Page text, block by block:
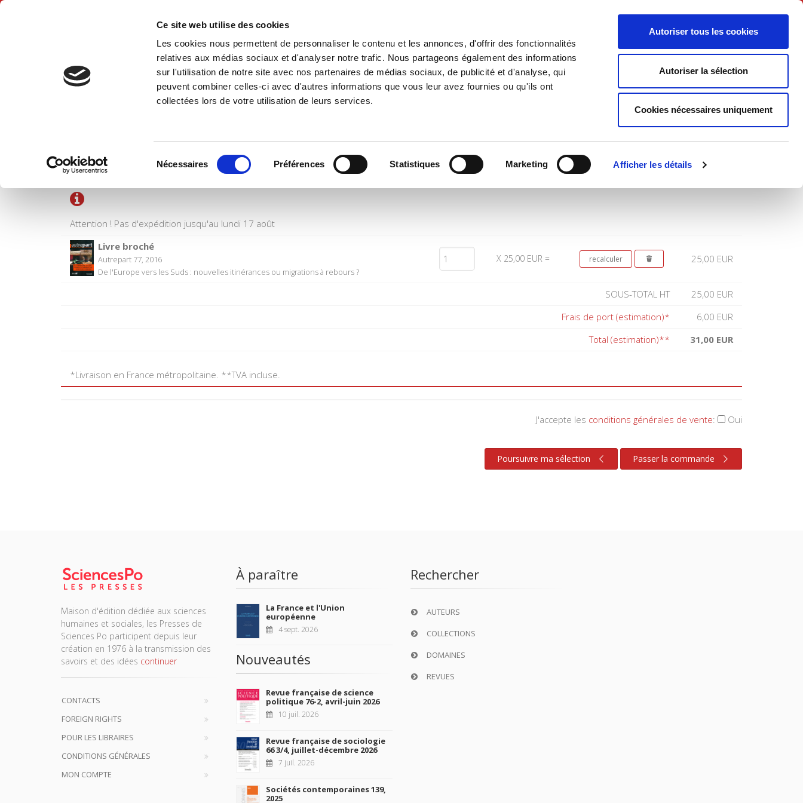
Ce site web utilise des cookies
Les cookies nous permettent de personnaliser le contenu et les annonces, d'offrir des fonctionnalités
relatives aux médias sociaux et d'analyser notre trafic. Nous partageons également des informations
sur l'utilisation de notre site avec nos partenaires de médias sociaux, de publicité et d'analyse, qui
peuvent combiner celles-ci avec d'autres informations que vous leur avez fournies ou qu'ils ont
collectées lors de votre utilisation de leurs services.
Nécessaires Préférences Statistiques Marketing Afficher les détails
Autoriser tous les cookies
Autoriser la sélection
Cookies nécessaires uniquement
Français
Accueil Environnement Histoire International Politique Société
Attention ! Pas d'expédition jusqu'au lundi 17 août
Titre Quantité Prix Total
Livre broché
Autrepart 77, 2016
De l'Europe vers les Suds : nouvelles itinérances ou migrations à rebours ?
X 25,00 EUR = 25,00 EUR
SOUS-TOTAL HT
25,00 EUR
Frais de port (estimation)*
6,00 EUR
Total (estimation)**
31,00 EUR
*Livraison en France métropolitaine. **TVA incluse.
J'accepte les conditions générales de vente: Oui
Poursuivre ma sélection Passer la commande
Maison d'édition dédiée aux sciences
humaines et sociales, les Presses de
Sciences Po participent depuis leur
création en 1976 à la transmission des
savoirs et des idées continuer
CONTACTS
FOREIGN RIGHTS
POUR LES LIBRAIRES
CONDITIONS GÉNÉRALES
MON COMPTE
À paraître
La France et l'Union
européenne
4 sept. 2026
Nouveautés
Revue française de science
politique 76-2, avril-juin 2026
10 juil. 2026
Revue française de sociologie
66 3/4, juillet-décembre 2026
7 juil. 2026
Sociétés contemporaines 139,
2025
Rechercher
AUTEURS
COLLECTIONS
DOMAINES
REVUES